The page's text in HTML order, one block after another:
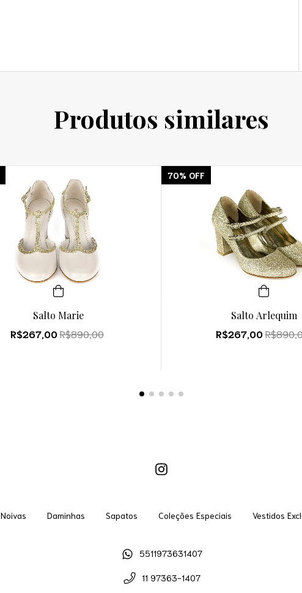
Produtos similares
Salto Marie
R$267,00R$890,00
70% OFF
Salto Arlequim
R$267,00
Noivas Daminhas Sapatos Coleções Especiais Vestidos
5511973631407
11 97363-1407